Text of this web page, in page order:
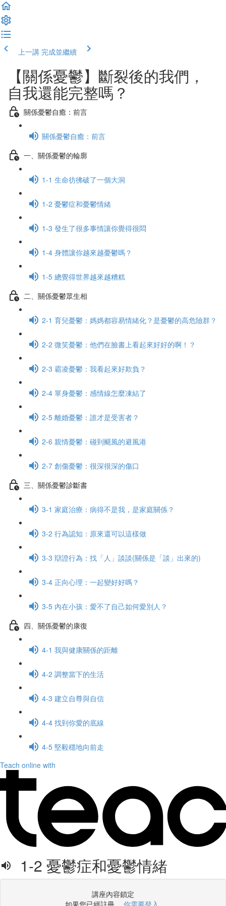
上一講 完成並繼續
【關係憂鬱】斷裂後的我們，
自我還能完整嗎？
關係憂鬱自癒：前言
關係憂鬱自癒：前言
一、關係憂鬱的輪廓
1-1 生命彷彿破了一個大洞
1-2 憂鬱症和憂鬱情緒
1-3 發生了很多事情讓你覺得很悶
1-4 身體讓你越來越憂鬱嗎？
1-5 總覺得世界越來越糟糕
二、關係憂鬱眾生相
2-1 育兒憂鬱：媽媽都容易情緒化？是憂鬱的高危險群？
2-2 微笑憂鬱：他們在臉書上看起來好好的啊！？
2-3 霸凌憂鬱：我看起來好欺負？
2-4 單身憂鬱：感情線怎麼凍結了
2-5 離婚憂鬱：誰才是受害者？
2-6 親情憂鬱：碰到颶風的避風港
2-7 創傷憂鬱：很深很深的傷口
三、關係憂鬱診斷書
3-1 家庭治療：病得不是我，是家庭關係？
3-2 行為認知：原來還可以這樣做
3-3 辯證行為：找「人」談談(關係是「談」出來的)
3-4 正向心理：一起變好好嗎？
3-5 內在小孩：愛不了自己如何愛別人？
四、關係憂鬱的康復
4-1 我與健康關係的距離
4-2 調整當下的生活
4-3 建立自尊與自信
4-4 找到你愛的底線
4-5 堅毅穩地向前走
Teach online with
1-2 憂鬱症和憂鬱情緒
講座內容鎖定
如果您已經註冊， 你需要登入